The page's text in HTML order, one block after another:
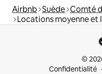
Airbnb Suède Comté
Locations moyenne et
©
Confidentialité